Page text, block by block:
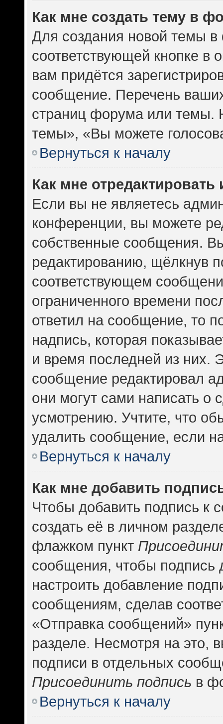
Как мне создать тему в
Для создания новой темы
соответствующей кнопке
вам придётся
сообщение. Перечень
страниц форума или темы.
темы», «Вы можете
Вернуться к началу
Как мне
Если вы не являетесь
конференции, вы можете
собственные сообщения.
редактированию, щёлкнув
соответствующем
ограниченного времени
ответил на сообщение, то
надпись, которая
и время последней из них.
сообщение редактировал
они могут сами написать о
усмотрению. Учтите, что
удалить сообщение, если
Вернуться к началу
Как мне добавить
Чтобы добавить подпись
создать её в личном
флажком пункт
сообщения, чтобы подпись
настроить добавление
сообщениям, сделав
«Отправка сообщений»
разделе. Несмотря на это,
подписи в отдельных
Присоединить подпись в
Вернуться к началу